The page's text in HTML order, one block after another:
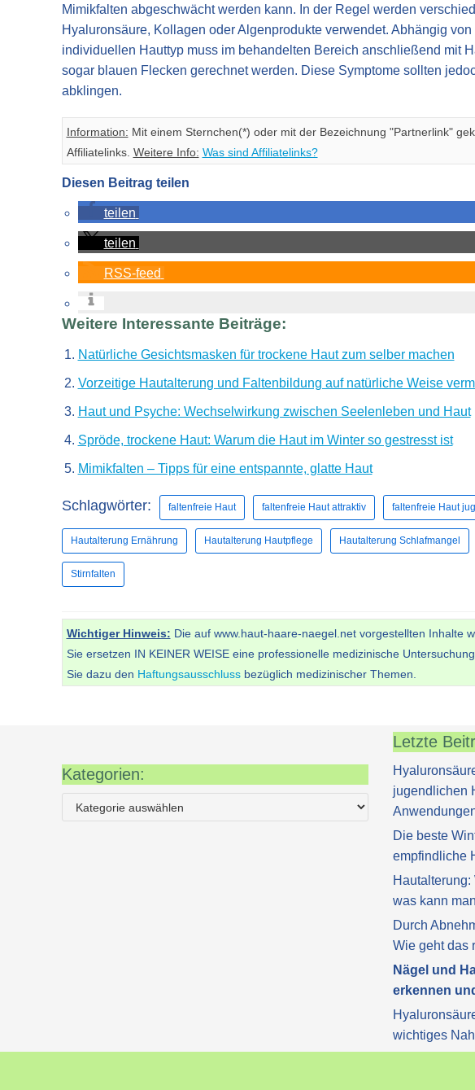
Mimikfalten abgeschwächt werden kann. In der Regel werden
Hyaluronsäure, Kollagen oder Algenprodukte verwendet. Abhängig
individuellen Hauttyp muss im behandelten Bereich anschließend mit
sogar blauen Flecken gerechnet werden. Diese Symptome sollten
abklingen.
Information: Mit einem Sternchen(*) oder mit der Bezeichnung "Partnerlink"
Affiliatelinks. Weitere Info: Was sind Affiliatelinks?
Diesen Beitrag teilen
teilen
teilen
RSS-feed
Weitere Interessante Beiträge:
Natürliche Gesichtsmasken für trockene Haut zum selber machen
Vorzeitige Hautalterung und Faltenbildung auf natürliche Weise
Haut und Psyche: Wechselwirkung zwischen Seelenleben und Haut
Spröde, trockene Haut: Warum die Haut im Winter so gestresst ist
Mimikfalten – Tipps für eine entspannte, glatte Haut
Schlagwörter: faltenfreie Haut faltenfreie Haut attraktiv faltenfreie Haut
Hautalterung Ernährung Hautalterung Hautpflege Hautalterung Schlafmangel
Stirnfalten
Wichtiger Hinweis: Die auf www.haut-haare-naegel.net vorgestellten Inhalte
Sie ersetzen IN KEINER WEISE eine professionelle medizinische
Sie dazu den Haftungsausschlussbezüglich medizinischer Themen.
Kategorien:
Letzte
jugendlichen
Die beste
empfindliche
Hautalterung:
was kann
Durch
Wie geht das
Nägel und
erkennen
wichtiges